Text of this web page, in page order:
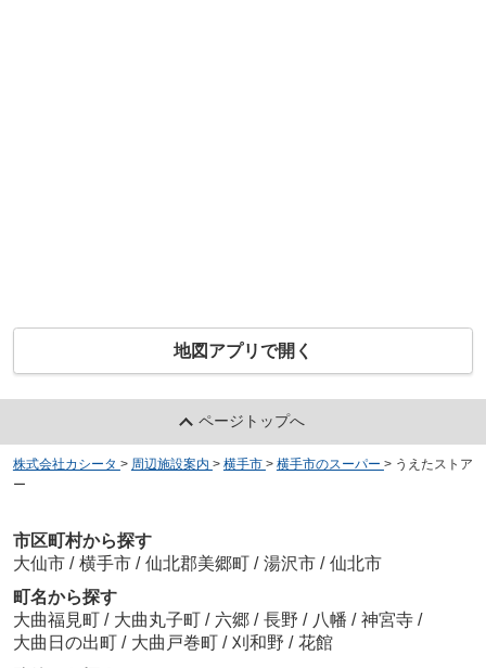
地図アプリで開く
ページトップへ
株式会社カシータ > 周辺施設案内 > 横手市 > 横手市のスーパー > うえたストア
ー
市区町村から探す
大仙市 / 横手市 / 仙北郡美郷町 / 湯沢市 / 仙北市
町名から探す
大曲福見町 / 大曲丸子町 / 六郷 / 長野 / 八幡 / 神宮寺 /
大曲日の出町 / 大曲戸巻町 / 刈和野 / 花館